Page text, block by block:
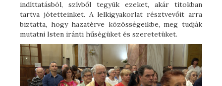
indíttatásból, szívből tegyük ezeket, akár titokban
tartva jótetteinket. A lelkigyakorlat résztvevőit arra
biztatta, hogy hazatérve közösségeikbe, meg tudják
mutatni Isten iránti hűségüket és szeretetüket.